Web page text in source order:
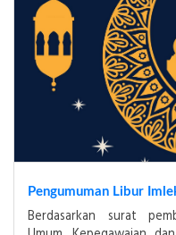
Pendaftaran Ujian PKL